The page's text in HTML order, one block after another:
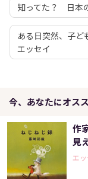
知ってた？ 日本
ある日突然、子
エッセイ
今、あなたにオス
作
見
エ